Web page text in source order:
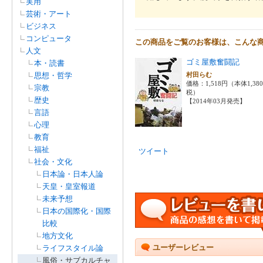
芸術・アート
ビジネス
コンピュータ
人文
本・読書
思想・哲学
宗教
歴史
言語
心理
教育
福祉
社会・文化
日本論・日本人論
天皇・皇室報道
未来予想
日本の国際化・国際
比較
地方文化
ライフスタイル論
風俗・サブカルチャ
この商品をご覧のお客様は、こんな
ゴミ屋敷奮闘記
村田らむ
価格：1,518円（本体
税）
【2014年03月発売】
ツイート
ユーザーレビュー